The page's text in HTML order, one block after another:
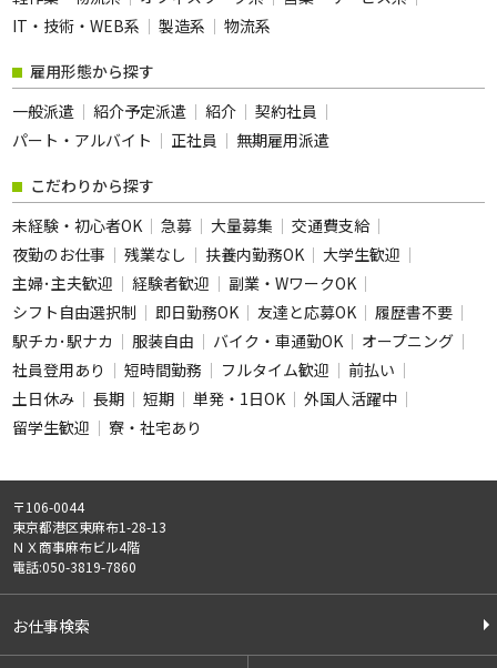
IT・技術・WEB系
製造系 物流系
雇用形態から探す
一般派遣
紹介予定派遣 紹介
契約社員
パート・アルバイト
正社員 無期雇用派遣
こだわりから探す
未経験・初心者OK
急募 大量募集
交通費支給
夜勤のお仕事
残業なし 扶養内勤務OK
大学生歓迎
主婦･主夫歓迎
経験者歓迎
副業・WワークOK
シフト自由選択制
即日勤務OK 友達と応募OK
履歴書不要
駅チカ･駅ナカ
服装自由 バイク・車通勤OK
オープニング
社員登用あり
短時間勤務 フルタイム歓迎
前払い
土日休み
長期 短期 単発・1日OK
外国人活躍中
留学生歓迎
寮・社宅あり
〒106-0044
東京都港区東麻布1-28-13
ＮＸ商事麻布ビル4階
電話:050-3819-7860
お仕事検索